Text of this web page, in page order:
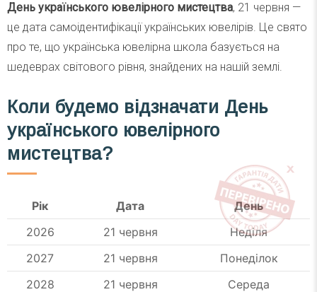
День українського ювелірного мистецтва, 21 червня —
це дата самоідентифікації українських ювелірів. Це свято
про те, що українська ювелірна школа базується на
шедеврах світового рівня, знайдених на нашій землі.
Коли будемо відзначати День
українського ювелірного
мистецтва?
Рік Дата
День
2026
21 червня
Неділя
2027
21 червня
Понеділок
2028
21 червня
Середа